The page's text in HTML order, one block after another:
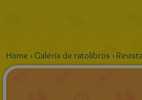
Home › Galería de ratolibros ›